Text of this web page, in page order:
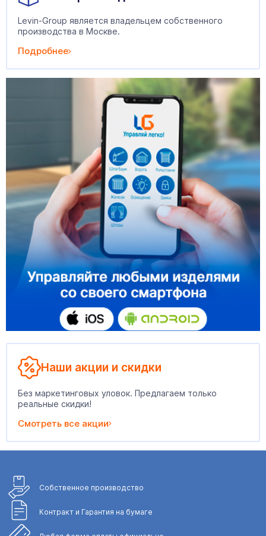
Levin-Group является владельцем собственного
производства в Москве.
Подробнее
Наши акции и скидки
Без маркетинговых уловок. Предлагаем только
реальные скидки!
Смотреть все акции
Собственное производство
Контракт и Гарантия на бумаге